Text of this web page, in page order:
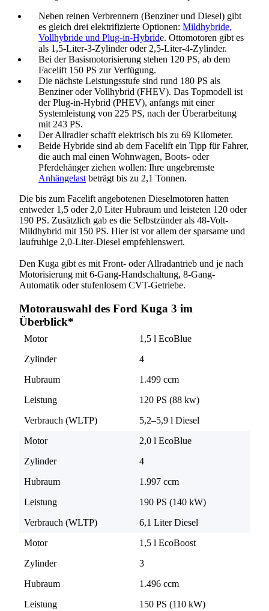
Neben reinen Verbrennern (Benziner und Diesel) gibt
es gleich drei elektrifizierte Optionen: Mildhybride,
Vollhybride und Plug-in-Hybride. Ottomotoren gibt es
als 1,5-Liter-3-Zylinder oder 2,5-Liter-4-Zylinder.
Bei der Basismotorisierung stehen 120 PS, ab dem
Facelift 150 PS zur Verfügung.
Die nächste Leistungsstufe sind rund 180 PS als
Benziner oder Vollhybrid (FHEV). Das Topmodell ist
der Plug-in-Hybrid (PHEV), anfangs mit einer
Systemleistung von 225 PS, nach der Überarbeitung
mit 243 PS.
Der Allradler schafft elektrisch bis zu 69 Kilometer.
Beide Hybride sind ab dem Facelift ein Tipp für Fahrer,
die auch mal einen Wohnwagen, Boots- oder
Pferdehänger ziehen wollen: Ihre ungebremste
Anhängelastbeträgt bis zu 2,1 Tonnen.
Die bis zum Facelift angebotenen Dieselmotoren hatten
entweder 1,5 oder 2,0 Liter Hubraum und leisteten 120 oder
190 PS. Zusätzlich gab es die Selbstzünder als 48-Volt-
Mildhybrid mit 150 PS. Hier ist vor allem der sparsame und
laufruhige 2,0-Liter-Diesel empfehlenswert.
Den Kuga gibt es mit Front- oder Allradantrieb und je nach
Motorisierung mit 6-Gang-Handschaltung, 8-Gang-
Automatik oder stufenlosem CVT-Getriebe.
Motorauswahl des Ford Kuga 3 im
Überblick*
Motor
1,5 l EcoBlue
Zylinder
4
Hubraum
1.499 ccm
Leistung
120 PS (88 kw)
Verbrauch (WLTP)
5,2–5,9 l Diesel
Motor
2,0 l EcoBlue
Zylinder
4
Hubraum
1.997 ccm
Leistung
190 PS (140 kW)
Verbrauch (WLTP)
6,1 Liter Diesel
Motor
1,5 l EcoBoost
Zylinder
3
Hubraum
1.496 ccm
Leistung
150 PS (110 kW)